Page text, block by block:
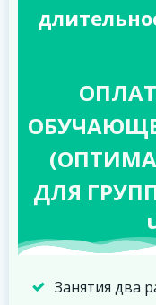
ДЛЯ
Занятия два